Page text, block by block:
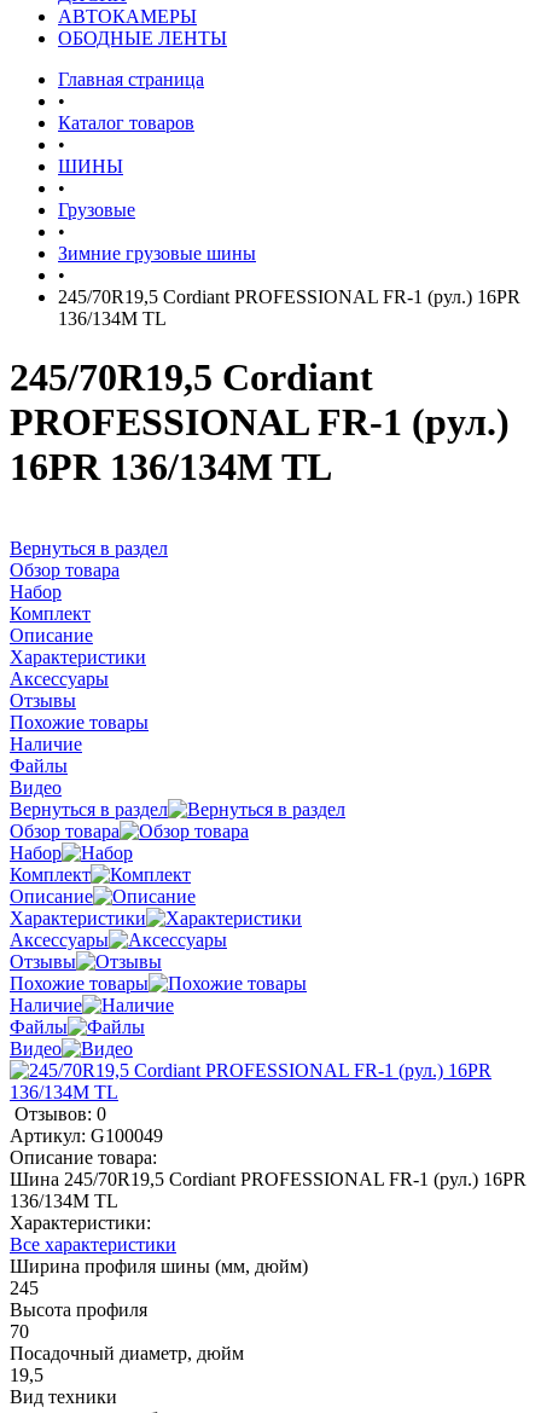
АВТОКАМЕРЫ
ОБОДНЫЕ ЛЕНТЫ
Главная страница
•
Каталог товаров
•
ШИНЫ
•
Грузовые
•
Зимние грузовые шины
•
245/70R19,5 Cordiant PROFESSIONAL FR-1 (рул.) 16PR
136/134M TL
245/70R19,5 Cordiant
PROFESSIONAL FR-1 (рул.)
16PR 136/134M TL
Вернуться в раздел
Обзор товара
Набор
Комплект
Описание
Характеристики
Аксессуары
Отзывы
Похожие товары
Наличие
Файлы
Видео
Вернуться в раздел
Обзор товара
Набор
Комплект
Описание
Характеристики
Аксессуары
Отзывы
Похожие товары
Наличие
Файлы
Видео
Отзывов: 0
Артикул: G100049
Описание товара:
Шина 245/70R19,5 Cordiant PROFESSIONAL FR-1 (рул.) 16PR
136/134M TL
Характеристики:
Все характеристики
Ширина профиля шины (мм, дюйм)
245
Высота профиля
70
Посадочный диаметр, дюйм
19,5
Вид техники